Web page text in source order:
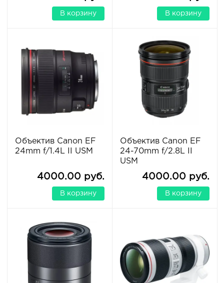
В корзину В корзину
Объектив Canon EF
24mm f/1.4L II USM
4000.00 руб.
В корзину
Объектив Canon EF
24-70mm f/2.8L II
USM
4000.00 руб.
В корзину